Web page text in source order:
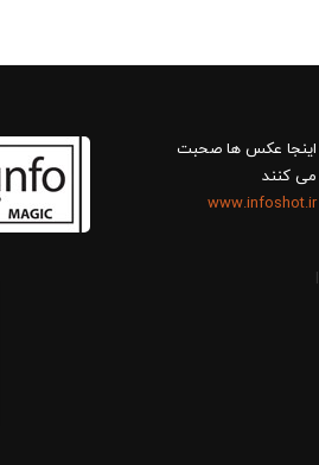
اینجا عکس ها صحبت
می کنند
www.infoshot.ir